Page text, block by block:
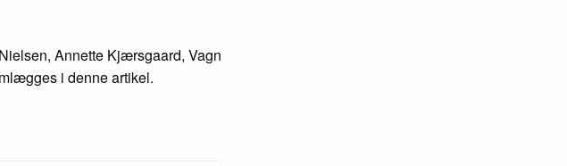
Annette Kjærsgaard, Vagn
i denne artikel.